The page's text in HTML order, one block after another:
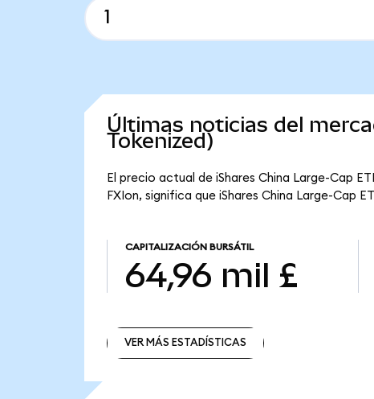
Últimas noticias del
Tokenized)
El precio actual de iShares China Large-Cap
FXIon, significa que iShares China Large-Cap
CAPITALIZACIÓN BURSÁTIL
64,96 mil £
VER MÁS ESTADÍSTICAS